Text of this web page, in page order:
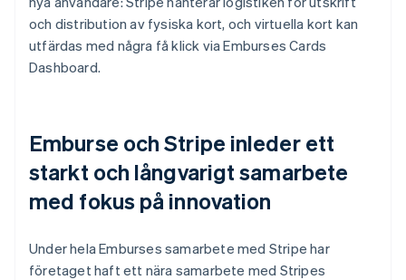
och distribution av fysiska kort, och virtuella kort kan
utfärdas med några få klick via Emburses Cards
Dashboard.
Emburse och Stripe inleder ett
starkt och långvarigt samarbete
med fokus på innovation
Under hela Emburses samarbete med Stripe har
företaget haft ett nära samarbete med Stripes